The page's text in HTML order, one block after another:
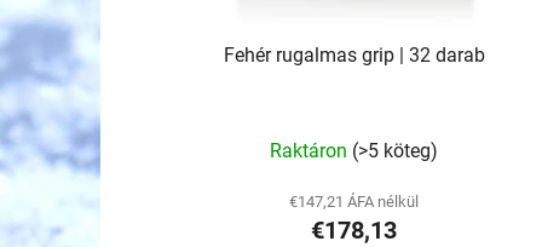
Fehér rugalmas grip | 32 darab
Raktáron (>5 köteg)
€147,21 ÁFA nélkül
€178,13